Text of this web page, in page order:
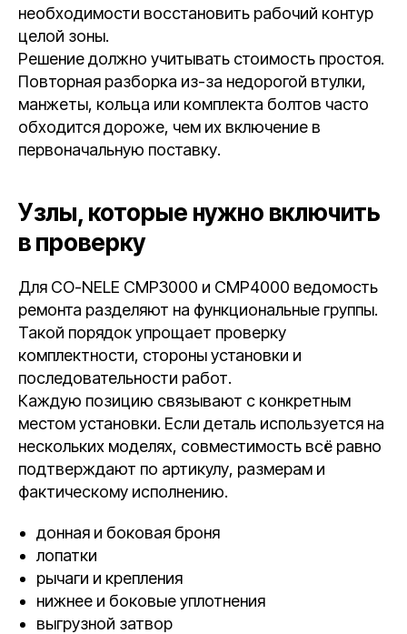
необходимости восстановить рабочий контур
целой зоны.
Решение должно учитывать стоимость простоя.
Повторная разборка из-за недорогой втулки,
манжеты, кольца или комплекта болтов часто
обходится дороже, чем их включение в
первоначальную поставку.
Узлы, которые нужно включить
в проверку
Для CO-NELE CMP3000 и CMP4000 ведомость
ремонта разделяют на функциональные группы.
Такой порядок упрощает проверку
комплектности, стороны установки и
последовательности работ.
Каждую позицию связывают с конкретным
местом установки. Если деталь используется на
нескольких моделях, совместимость всё равно
подтверждают по артикулу, размерам и
фактическому исполнению.
донная и боковая броня
лопатки
рычаги и крепления
нижнее и боковые уплотнения
выгрузной затвор